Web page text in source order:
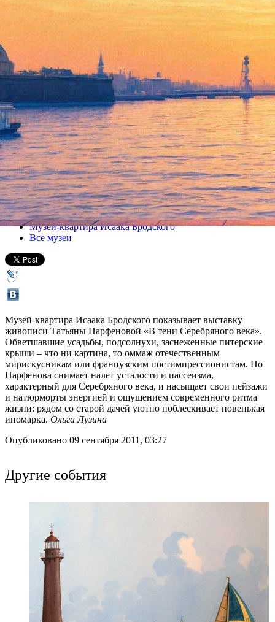
В тени Серебряного века
14 сентября 2011, среда-25 сентября 2011, воскресенье
Версия для печати
Все выставки
Музей-квартира Исаака Бродского
Все музеи
Музей-квартира Исаака Бродского показывает выставку
живописи Татьяны Парфеновой «В тени Серебряного века».
Обветшавшие усадьбы, подсолнухи, заснеженные питерские
крыши – что ни картина, то оммаж отечественным
мирискусникам или французским постимпрессионистам. Но
Парфенова снимает налет усталости и пассеизма,
характерный для Серебряного века, и насыщает свои пейзажи
и натюрморты энергией и ощущением современного ритма
жизни: рядом со старой дачей уютно поблескивает новенькая
иномарка. Ольга Лузина
Опубликовано 09 сентября 2011, 03:27
Другие события